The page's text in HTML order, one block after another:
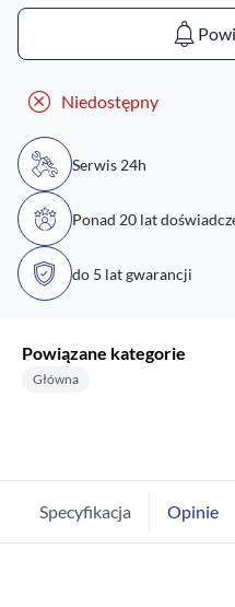
Niedostępny
Serwis 24h
Ponad 20 lat
do 5 lat gwarancji
Powiązane kategorie
Główna
Specyfikacja Opinie